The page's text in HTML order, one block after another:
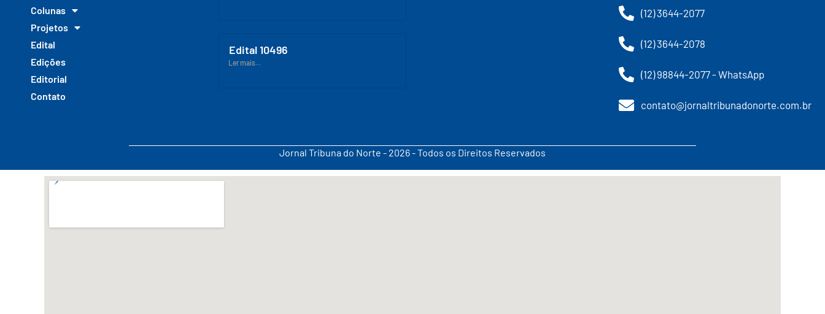
Colunas
Projetos
Edital
Edições
Editorial
Contato
Edital 10496
Ler mais...
(12) 3644-2077
(12) 3644-2078
(12) 98844-2077 - WhatsApp
contato@jornaltribunadonorte.com.br
Jornal Tribuna do Norte - 2026 - Todos os Direitos Reservados